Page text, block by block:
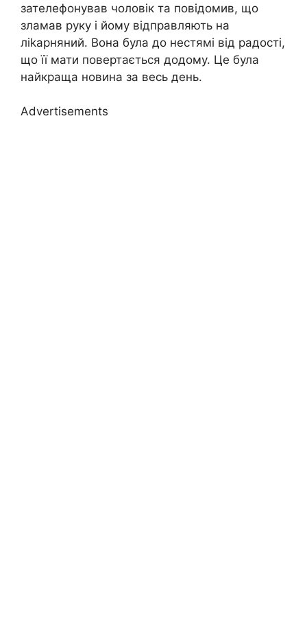
зателефонував чоловік та повідомив, що
зламав руку і йому відправляють на
ліkарняний. Вона була до нестямі від радості,
що її мати повертається додому. Це була
найкраща новина за весь день.
Advertisements